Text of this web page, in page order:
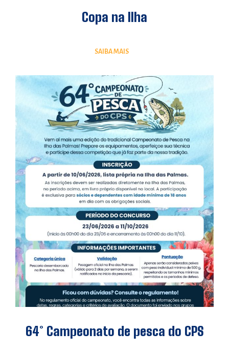
Copa na Ilha
SAIBA MAIS
64° Campeonato de pesca do CPS